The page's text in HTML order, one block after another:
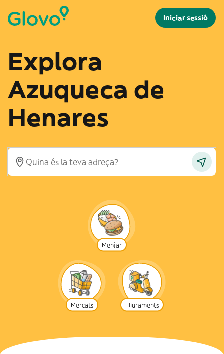
Iniciar sessió
Explora
Azuqueca de
Henares
Menjar
Mercats Lliuraments